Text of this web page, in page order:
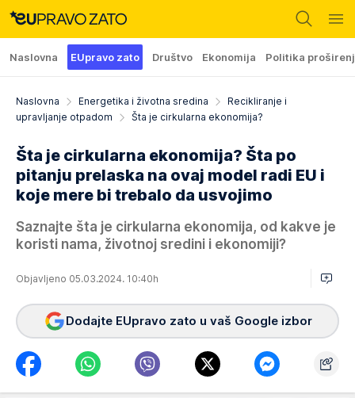
Naslovna EUpravo zato Društvo Ekonomija Politika
Naslovna Energetika i životna sredina
Recikliranje i
upravljanje otpadom
Šta je cirkularna ekonomija?
Šta je cirkularna ekonomija? Šta po
pitanju prelaska na ovaj model radi EU i
koje mere bi trebalo da usvojimo
Saznajte šta je cirkularna ekonomija, od kakve je
koristi nama, životnoj sredini i ekonomiji?
Objavljeno 05.03.2024. 10:40h
Dodajte EUpravo zato u vaš Google izbor